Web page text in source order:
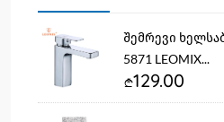
შემრევი
5871 LEOMIX...
129.00